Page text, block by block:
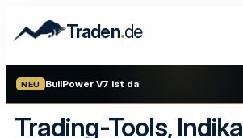
Traden.de
NEU BullPower V7 ist da
Trading-Tools,